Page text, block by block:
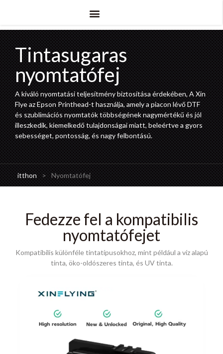
Tintasugaras
nyomtatófej
A kiváló nyomtatási teljesítmény biztosítása érdekében, A Xin
Flye az Epson Printhead-t használja, amely a piacon lévő DTF
és szublimációs nyomtatók többségének nagymértékű és jól
illeszkedik, kiemelkedő tulajdonságai miatt, beleértve a gyors
sebességet, pontosság, és nagy felbontású.
itthon > Nyomtatófej
Fedezze fel a kompatibilis
nyomtatófejet
Kompatibilis különféle tintatípusokhoz, mint például a víz alapú
tinta, öko-oldószeres tinta, és UV tinta.